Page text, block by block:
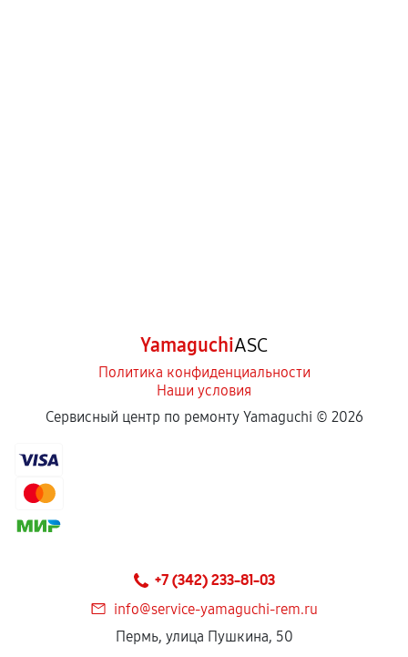
YamaguchiASC
Политика конфиденциальности
Наши условия
Сервисный центр по ремонту Yamaguchi © 2026
+7 (342) 233-81-03
info@service-yamaguchi-rem.ru
Пермь, улица Пушкина, 50